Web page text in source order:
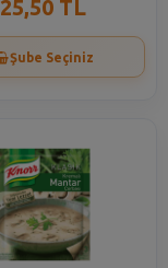
25,50 TL
Şube Seçiniz